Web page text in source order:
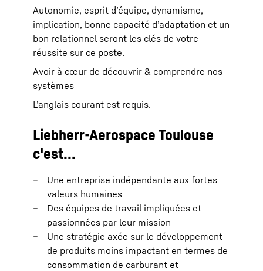
Autonomie, esprit d’équipe, dynamisme,
implication, bonne capacité d’adaptation et un
bon relationnel seront les clés de votre
réussite sur ce poste.
Avoir à cœur de découvrir & comprendre nos
systèmes
L’anglais courant est requis.
Liebherr-Aerospace Toulouse
c'est...
Une entreprise indépendante aux fortes
valeurs humaines
Des équipes de travail impliquées et
passionnées par leur mission
Une stratégie axée sur le développement
de produits moins impactant en termes de
consommation de carburant et